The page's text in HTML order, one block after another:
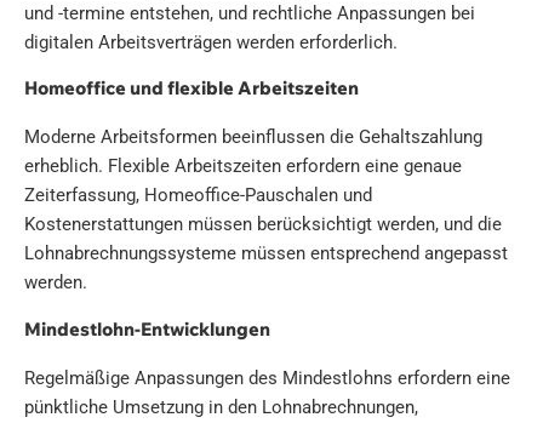
und -termine entstehen, und rechtliche Anpassungen bei
digitalen Arbeitsverträgen werden erforderlich.
Homeoffice und flexible Arbeitszeiten
Moderne Arbeitsformen beeinflussen die Gehaltszahlung
erheblich. Flexible Arbeitszeiten erfordern eine genaue
Zeiterfassung, Homeoffice-Pauschalen und
Kostenerstattungen müssen berücksichtigt werden, und die
Lohnabrechnungssysteme müssen entsprechend angepasst
werden.
Mindestlohn-Entwicklungen
Regelmäßige Anpassungen des Mindestlohns erfordern eine
pünktliche Umsetzung in den Lohnabrechnungen,